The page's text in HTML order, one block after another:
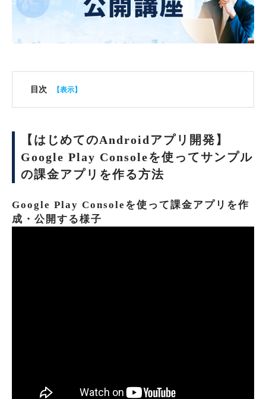
目次
【はじめてのAndroidアプリ開発】
Google Play Consoleを使ってサンプル
の課金アプリを作る方法
Google Play Consoleを使って課金アプリを作
成・公開する様子